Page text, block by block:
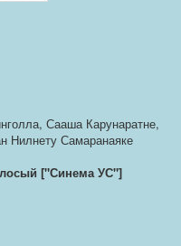
Сааша Карунаратне,
Нилнету Самаранаяке
["Синема УС"]